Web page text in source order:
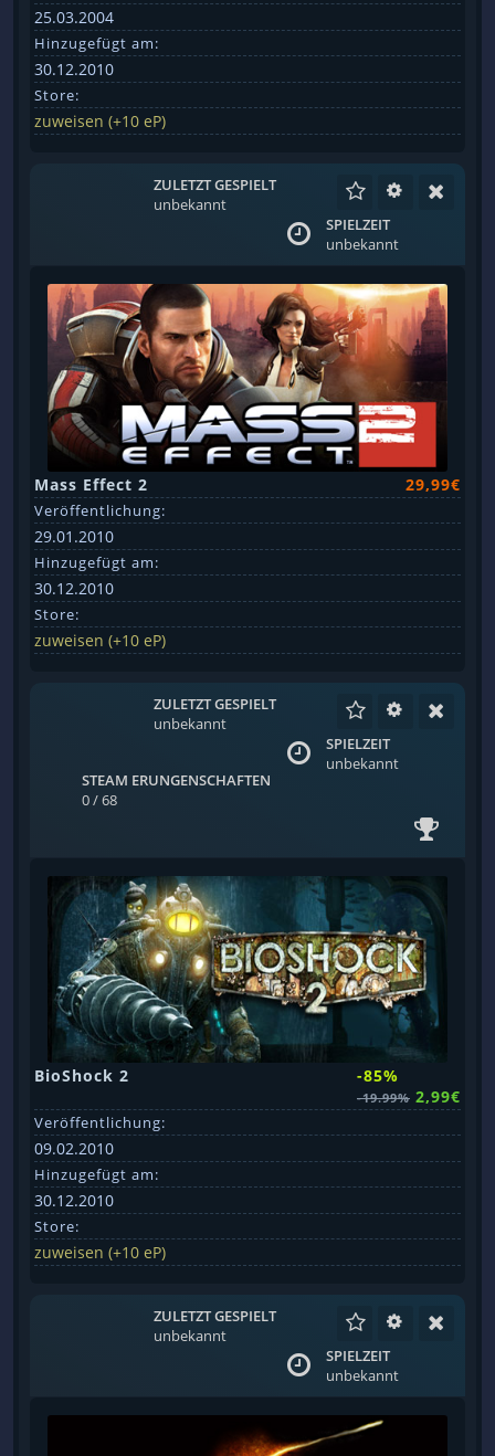
25.03.2004
Hinzugefügt am:
30.12.2010
Store:
zuweisen (+10 eP)
ZULETZT GESPIELT
unbekannt
SPIELZEIT
unbekannt
Mass Effect 2 29,99€
Veröffentlichung:
29.01.2010
Hinzugefügt am:
30.12.2010
Store:
zuweisen (+10 eP)
ZULETZT GESPIELT
unbekannt
SPIELZEIT
unbekannt
STEAM ERUNGENSCHAFTEN
0 / 68
BioShock 2 -85%
-19.99% 2,99€
Veröffentlichung:
09.02.2010
Hinzugefügt am:
30.12.2010
Store:
zuweisen (+10 eP)
ZULETZT GESPIELT
unbekannt
SPIELZEIT
unbekannt